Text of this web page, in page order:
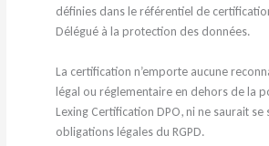
définies dans le référentiel de
Délégué à la protection des données.
La certification n’emporte aucune
légal ou réglementaire en dehors de la
Lexing Certification DPO, ni ne saurait se
obligations légales du RGPD.